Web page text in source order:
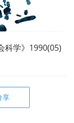
科学》1990(05)
享